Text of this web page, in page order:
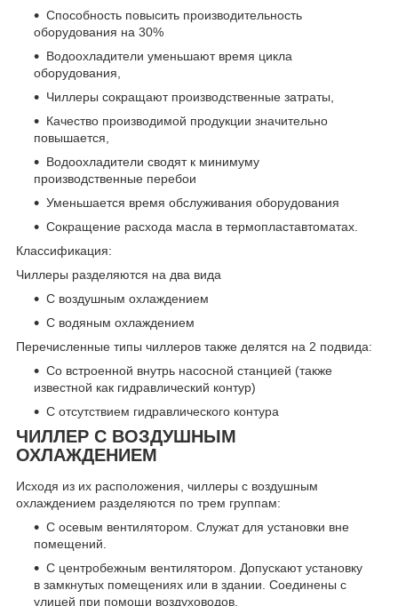
Способность повысить производительность
оборудования на 30%
Водоохладители уменьшают время цикла
оборудования,
Чиллеры сокращают производственные затраты,
Качество производимой продукции значительно
повышается,
Водоохладители сводят к минимуму
производственные перебои
Уменьшается время обслуживания оборудования
Сокращение расхода масла в термопластавтоматах.
Классификация:
Чиллеры разделяются на два вида
C воздушным охлаждением
C водяным охлаждением
Перечисленные типы чиллеров также делятся на 2 подвида:
Cо встроенной внутрь насосной станцией (также
известной как гидравлический контур)
C отсутствием гидравлического контура
ЧИЛЛЕР С ВОЗДУШНЫМ
ОХЛАЖДЕНИЕМ
Исходя из их расположения, чиллеры с воздушным
охлаждением разделяются по трем группам:
C осевым вентилятором. Служат для установки вне
помещений.
C центробежным вентилятором. Допускают установку
в замкнутых помещениях или в здании. Соединены с
улицей при помощи воздуховодов.